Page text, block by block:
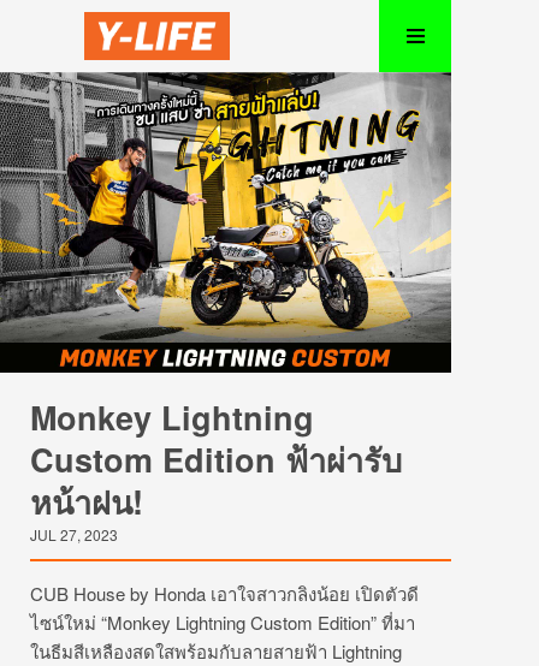
Monkey Lightning
Custom Edition ฟ้าผ่ารับ
หน้าฝน!
JUL 27, 2023
CUB House by Honda เอาใจสาวกลิงน้อย เปิดตัวดี
ไซน์ใหม่ “Monkey Lightning Custom Edition”ที่มา
ในธีมสีเหลืองสดใสพร้อมกับลายสายฟ้า Lightning